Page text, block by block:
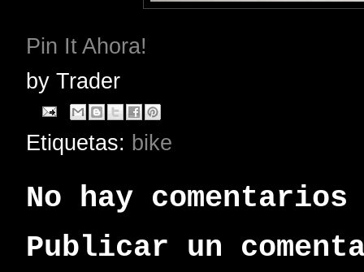
Pin It Ahora!
by Trader
Etiquetas: bike
No hay
Publicar un